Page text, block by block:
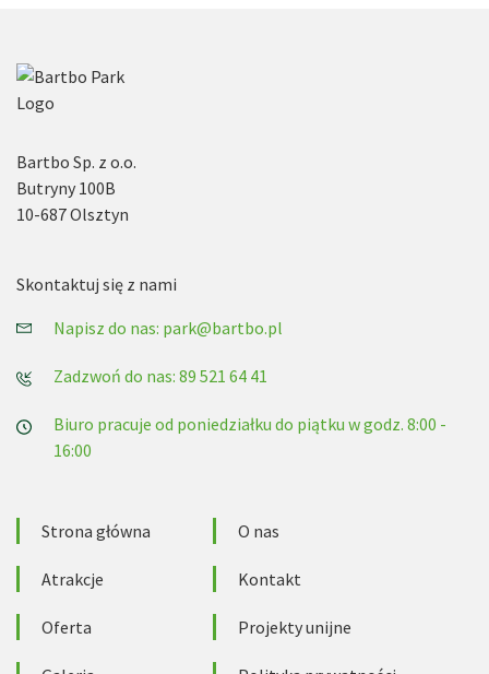
Bartbo Sp. z o.o.
Butryny 100B
10-687 Olsztyn
Skontaktuj się z nami
Napisz do nas: park@bartbo.pl
Zadzwoń do nas: 89 521 64 41
Biuro pracuje od poniedziałku do piątku w godz. 8:00 -
16:00
Strona główna
Atrakcje
Oferta
O nas
Kontakt
Projekty unijne